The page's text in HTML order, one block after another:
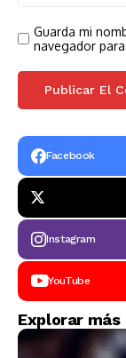
Guarda mi
navegador
Facebook
Instagram
YouTube
Explorar más